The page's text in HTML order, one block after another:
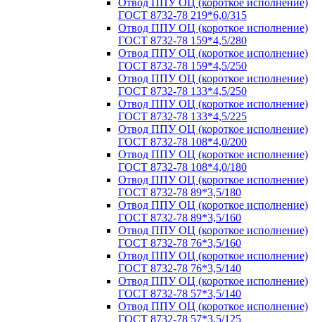
Отвод ППУ ОЦ (короткое исполнение)
ГОСТ 8732-78 219*6,0/315
Отвод ППУ ОЦ (короткое исполнение)
ГОСТ 8732-78 159*4,5/280
Отвод ППУ ОЦ (короткое исполнение)
ГОСТ 8732-78 159*4,5/250
Отвод ППУ ОЦ (короткое исполнение)
ГОСТ 8732-78 133*4,5/250
Отвод ППУ ОЦ (короткое исполнение)
ГОСТ 8732-78 133*4,5/225
Отвод ППУ ОЦ (короткое исполнение)
ГОСТ 8732-78 108*4,0/200
Отвод ППУ ОЦ (короткое исполнение)
ГОСТ 8732-78 108*4,0/180
Отвод ППУ ОЦ (короткое исполнение)
ГОСТ 8732-78 89*3,5/180
Отвод ППУ ОЦ (короткое исполнение)
ГОСТ 8732-78 89*3,5/160
Отвод ППУ ОЦ (короткое исполнение)
ГОСТ 8732-78 76*3,5/160
Отвод ППУ ОЦ (короткое исполнение)
ГОСТ 8732-78 76*3,5/140
Отвод ППУ ОЦ (короткое исполнение)
ГОСТ 8732-78 57*3,5/140
Отвод ППУ ОЦ (короткое исполнение)
ГОСТ 8732-78 57*3,5/125